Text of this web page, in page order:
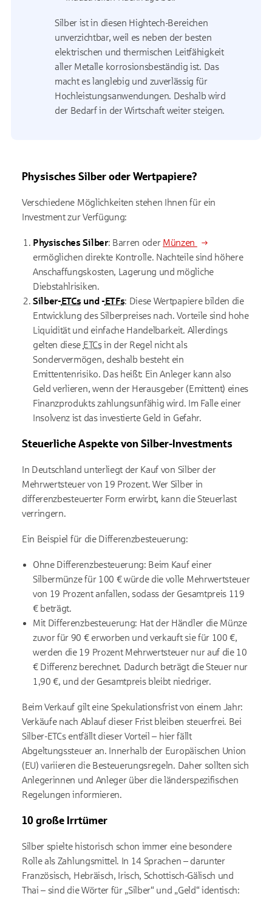
Silber ist in diesen Hightech-Bereichen
unverzichtbar, weil es neben der besten
elektrischen und thermischen Leitfähigkeit
aller Metalle korrosionsbeständig ist. Das
macht es langlebig und zuverlässig für
Hochleistungsanwendungen. Deshalb wird
der Bedarf in der Wirtschaft weiter steigen.
Physisches Silber oder Wertpapiere?
Verschiedene Möglichkeiten stehen Ihnen für ein
Investment zur Verfügung:
Physisches Silber: Barren oder Münzen
ermöglichen direkte Kontrolle. Nachteile sind höhere
Anschaffungskosten, Lagerung und mögliche
Diebstahlrisiken.
Silber-ETCs und -ETFs: Diese Wertpapiere bilden die
Entwicklung des Silberpreises nach. Vorteile sind hohe
Liquidität und einfache Handelbarkeit. Allerdings
gelten diese ETCsin der Regel nicht als
Sondervermögen, deshalb besteht ein
Emittentenrisiko. Das heißt: Ein Anleger kann also
Geld verlieren, wenn der Herausgeber (Emittent) eines
Finanzprodukts zahlungsunfähig wird. Im Falle einer
Insolvenz ist das investierte Geld in Gefahr.
Steuerliche Aspekte von Silber-Investments
In Deutschland unterliegt der Kauf von Silber der
Mehrwertsteuer von 19 Prozent. Wer Silber in
differenzbesteuerter Form erwirbt, kann die Steuerlast
verringern.
Ein Beispiel für die Differenzbesteuerung:
Ohne Differenzbesteuerung: Beim Kauf einer
Silbermünze für 100 € würde die volle Mehrwertsteuer
von 19 Prozent anfallen, sodass der Gesamtpreis 119
€ beträgt.
Mit Differenzbesteuerung: Hat der Händler die Münze
zuvor für 90 € erworben und verkauft sie für 100 €,
werden die 19 Prozent Mehrwertsteuer nur auf die 10
€ Differenz berechnet. Dadurch beträgt die Steuer nur
1,90 €, und der Gesamtpreis bleibt niedriger.
Beim Verkauf gilt eine Spekulationsfrist von einem Jahr:
Verkäufe nach Ablauf dieser Frist bleiben steuerfrei. Bei
Silber-ETCs entfällt dieser Vorteil – hier fällt
Abgeltungssteuer an. Innerhalb der Europäischen Union
(EU) variieren die Besteuerungsregeln. Daher sollten sich
Anlegerinnen und Anleger über die länderspezifischen
Regelungen informieren.
10 große Irrtümer
Silber spielte historisch schon immer eine besondere
Rolle als Zahlungsmittel. In 14 Sprachen – darunter
Französisch, Hebräisch, Irisch, Schottisch-Gälisch und
Thai – sind die Wörter für „Silber“ und „Geld“ identisch: